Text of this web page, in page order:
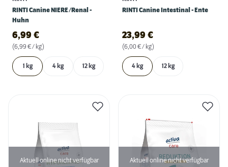
RINTI Canine NIERE/Renal -
Huhn
6,99 €
(6,99 € / kg)
1 kg 4 kg 12 kg
RINTI Canine Intestinal - Ente
23,99 €
(6,00 € / kg)
4 kg 12 kg
Aktuell online nicht verfügbar Aktuell online nicht verfügbar